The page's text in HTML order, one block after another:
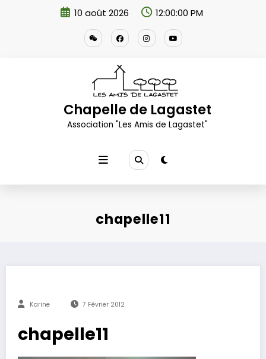
10 août 2026 12:00:01 PM
Chapelle de Lagastet
Association "Les Amis de Lagastet"
chapelle11
Karine 7 Février 2012
chapelle11